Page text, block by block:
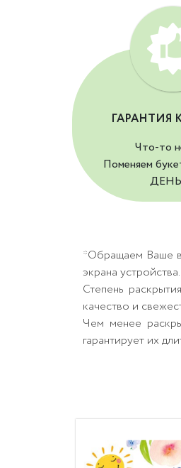
ГАРАНТИЯ
Что-то
Поменяем
*Обращаем Ваше
экрана устройства.
Степень
качество и
Чем менее
гарантирует их